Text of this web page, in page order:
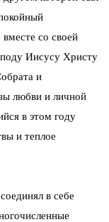
со своей
Иисусу Христу
и
любви и личной
в этом году
и теплое
в себе